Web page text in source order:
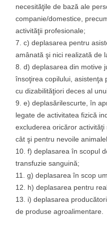
necesităţile de bază ale
companie/domestice,
activităţii profesionale;
c) deplasarea pentru
amânată şi nici realizată de
d) deplasarea din motive
însoţirea copilului, asistenţa
cu dizabilităţiori deces al
e) deplasărilescurte, în
legate de activitatea fizică
excluderea oricăror activităţi
cât şi pentru nevoile
f) deplasarea în scopul
transfuzie sanguină;
g) deplasarea în scop
h) deplasarea pentru
i) deplasarea
de produse agroalimentare.